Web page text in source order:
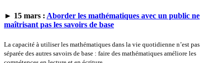
► 15 mars : Aborder les mathématiques avec un public ne
maîtrisant pas les savoirs de base
La capacité à utiliser les mathématiques dans la vie quotidienne n’est pas
séparée des autres savoirs de base : faire des mathématiques améliore les